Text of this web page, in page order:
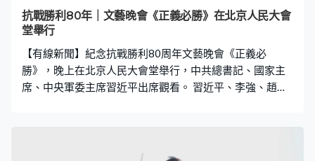
兩支部隊亦都有參與其中。
抗戰勝利80年｜文藝晚會《正義必勝》在北京人民大會
堂舉行
【有線新聞】紀念抗戰勝利80周年文藝晚會《正義必
勝》，晚上在北京人民大會堂舉行，中共總書記、國家主
席、中央軍委主席習近平出席觀看。 習近平、李強、趙樂
部分五大篇章，以世界反法西斯戰爭東方主戰場的重要歷